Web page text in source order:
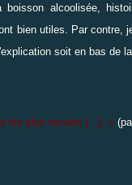
alcoolisée,
bien utiles. Par contre,
soit en bas de la
les plus reculés [...]. »